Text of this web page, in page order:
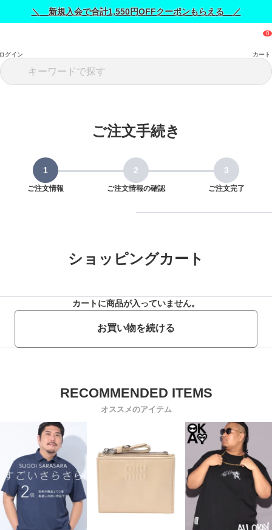
＼ 新規入会で合計1,550円OFFクーポンもらえる ／
グイン カート
ご注文手続き
ご注文情報 ご注文情報の確認 ご注文完了
ショッピングカート
カートに商品が入っていません。
お買い物を続ける
オススメのアイテム